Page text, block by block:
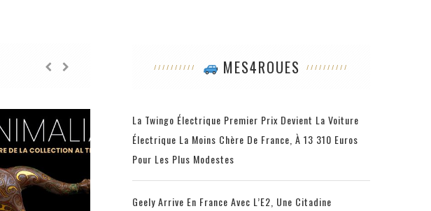
MES4ROUES
La Twingo Électrique Premier Prix Devient La Voiture
Électrique La Moins Chère De France, À 13 310 Euros
Pour Les Plus Modestes
Geely Arrive En France Avec L’E2, Une Citadine